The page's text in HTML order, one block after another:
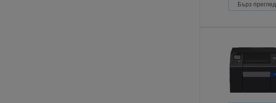
Бърз преглед